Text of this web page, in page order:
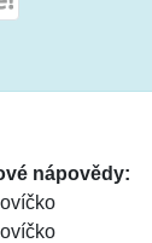
nápovědy: